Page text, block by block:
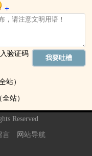
站）
站）
Reserved
言 网站导航